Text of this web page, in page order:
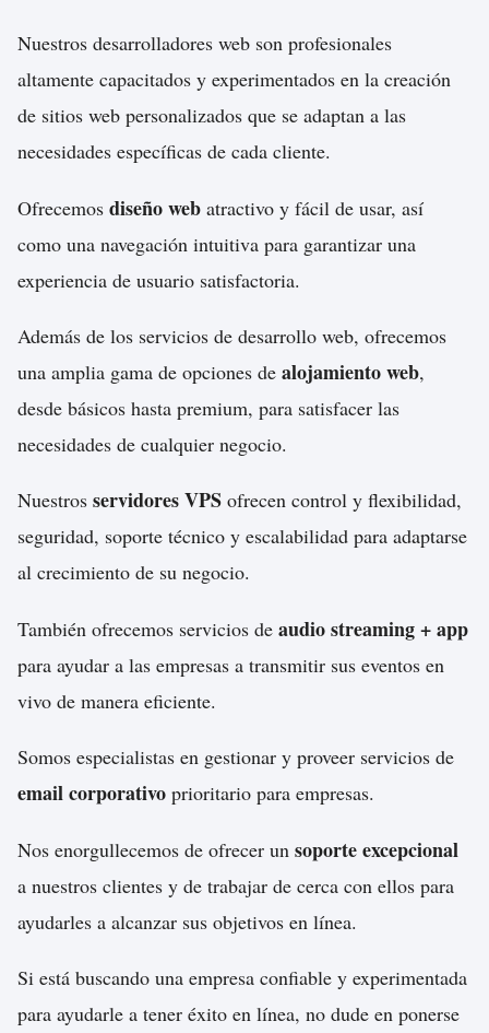
Nuestros desarrolladores web son profesionales
altamente capacitados y experimentados en la creación
de sitios web personalizados que se adaptan a las
necesidades específicas de cada cliente.
Ofrecemos diseño web atractivo y fácil de usar, así
como una navegación intuitiva para garantizar una
experiencia de usuario satisfactoria.
Además de los servicios de desarrollo web, ofrecemos
una amplia gama de opciones de alojamiento web,
desde básicos hasta premium, para satisfacer las
necesidades de cualquier negocio.
Nuestros servidores VPS ofrecen control y flexibilidad,
seguridad, soporte técnico y escalabilidad para adaptarse
al crecimiento de su negocio.
También ofrecemos servicios de audio streaming + app
para ayudar a las empresas a transmitir sus eventos en
vivo de manera eficiente.
Somos especialistas en gestionar y proveer servicios de
email corporativo prioritario para empresas.
Nos enorgullecemos de ofrecer un soporte excepcional
a nuestros clientes y de trabajar de cerca con ellos para
ayudarles a alcanzar sus objetivos en línea.
Si está buscando una empresa confiable y experimentada
para ayudarle a tener éxito en línea, no dude en ponerse